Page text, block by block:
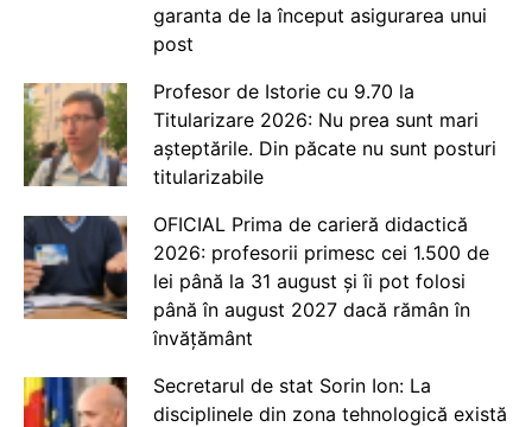
garanta de la început asigurarea unui
post
Profesor de Istorie cu 9.70 la
Titularizare 2026: Nu prea sunt mari
așteptările. Din păcate nu sunt posturi
titularizabile
OFICIAL Prima de carieră didactică
2026: profesorii primesc cei 1.500 de
lei până la 31 august și îi pot folosi
până în august 2027 dacă rămân în
învățământ
Secretarul de stat Sorin Ion: La
disciplinele din zona tehnologică există